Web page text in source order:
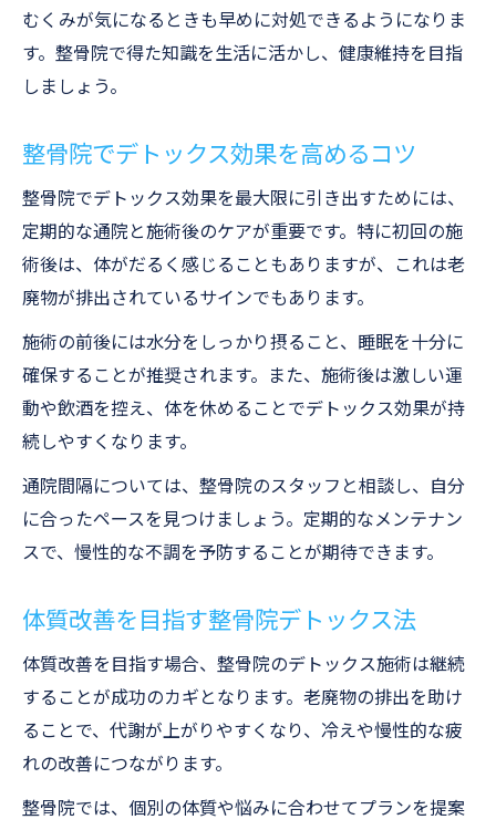
むくみが気になるときも早めに対処できるようになりま
す。整骨院で得た知識を生活に活かし、健康維持を目指
しましょう。
整骨院でデトックス効果を高めるコツ
整骨院でデトックス効果を最大限に引き出すためには、
定期的な通院と施術後のケアが重要です。特に初回の施
術後は、体がだるく感じることもありますが、これは老
廃物が排出されているサインでもあります。
施術の前後には水分をしっかり摂ること、睡眠を十分に
確保することが推奨されます。また、施術後は激しい運
動や飲酒を控え、体を休めることでデトックス効果が持
続しやすくなります。
通院間隔については、整骨院のスタッフと相談し、自分
に合ったペースを見つけましょう。定期的なメンテナン
スで、慢性的な不調を予防することが期待できます。
体質改善を目指す整骨院デトックス法
体質改善を目指す場合、整骨院のデトックス施術は継続
することが成功のカギとなります。老廃物の排出を助け
ることで、代謝が上がりやすくなり、冷えや慢性的な疲
れの改善につながります。
整骨院では、個別の体質や悩みに合わせてプランを提案